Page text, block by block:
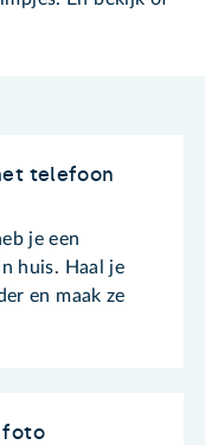
telefoon
je een
huis. Haal je
en maak ze
foto